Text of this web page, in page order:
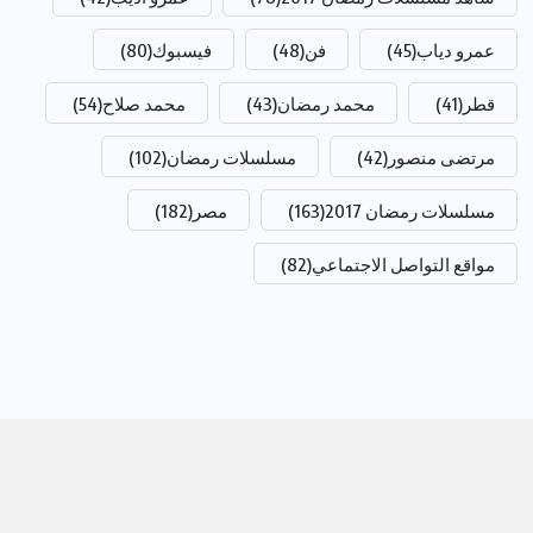
عمرو دياب(45) فن(48) فيسبوك(80)
قطر (41) محمد رمضان(43) محمد صلاح(54)
مرتضى منصور (42) مسلسلات رمضان(102)
مسلسلات رمضان 2017 (163) مصر (182)
مواقع التواصل الاجتماعي(82)